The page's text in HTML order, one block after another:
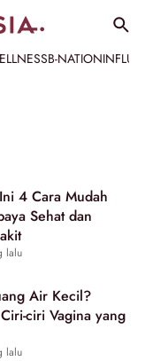
B-NATION
4 Cara Mudah
Sehat dan
lalu
Air Kecil?
ciri Vagina yang
lalu